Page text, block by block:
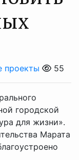
проекты 55
городской
для жизни».
Марата